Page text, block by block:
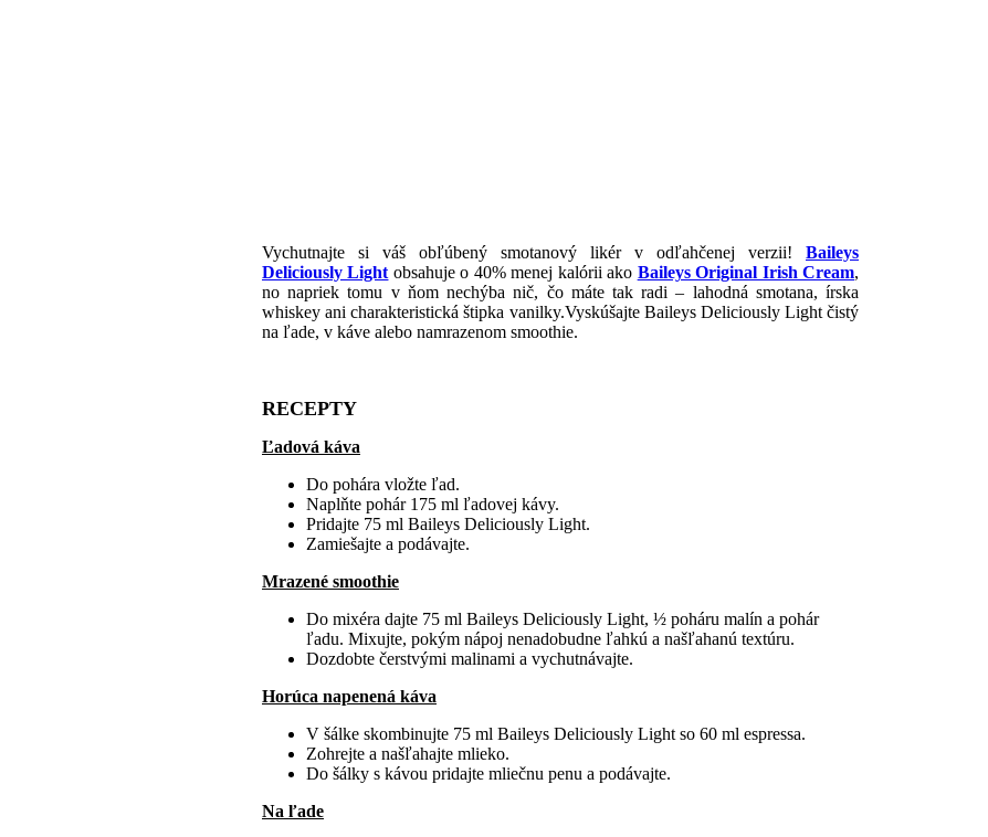
Vychutnajte si váš obľúbený smotanový likér v odľahčenej verzii! Baileys
Deliciously Light obsahuje o 40% menej kalórii ako Baileys Original Irish Cream,
no napriek tomu v ňom nechýba nič, čo máte tak radi – lahodná smotana, írska
whiskey ani charakteristická štipka vanilky.Vyskúšajte Baileys Deliciously Light čistý
na ľade, v káve alebo namrazenom smoothie.
RECEPTY
Ľadová káva
Do pohára vložte ľad.
Naplňte pohár 175 ml ľadovej kávy.
Pridajte 75 ml Baileys Deliciously Light.
Zamiešajte a podávajte.
Mrazené smoothie
Do mixéra dajte 75 ml Baileys Deliciously Light, ½ poháru malín a pohár
ľadu. Mixujte, pokým nápoj nenadobudne ľahkú a našľahanú textúru.
Dozdobte čerstvými malinami a vychutnávajte.
Horúca napenená káva
V šálke skombinujte 75 ml Baileys Deliciously Light so 60 ml espressa.
Zohrejte a našľahajte mlieko.
Do šálky s kávou pridajte mliečnu penu a podávajte.
Na ľade